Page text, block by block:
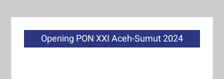
Opening PON XXI Aceh-Sumut 2024